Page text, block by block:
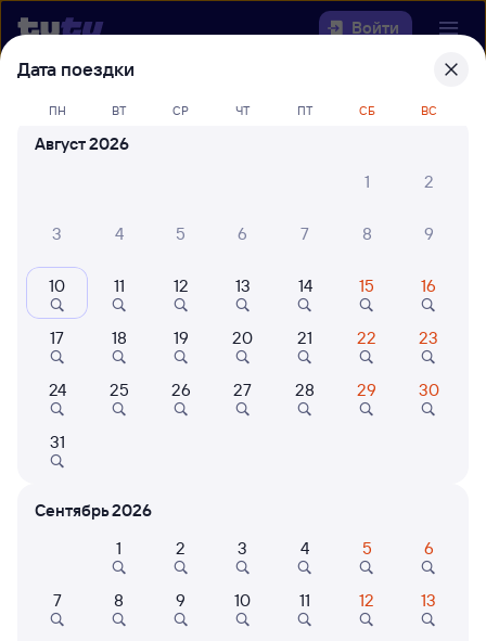
Войти
Выберите день, чтобы найтиж/д
билеты Полоцк — Смоленск
Центральный
Когда
Кто едет
Расписание поездов Полоцк — Смоленск
Центральный
Дата поездки
ПН ВТ СР ЧТ ПТ СБ ВС
Август 2026
1
2
3 4 5 6 7 8 9
10 11 12 13 14 15 16
17 18 19 20 21 22 23
24 25 26 27 28 29 30
31
Сентябрь 2026
1
2 3 4 5 6
7 8 9 10 11 12 13